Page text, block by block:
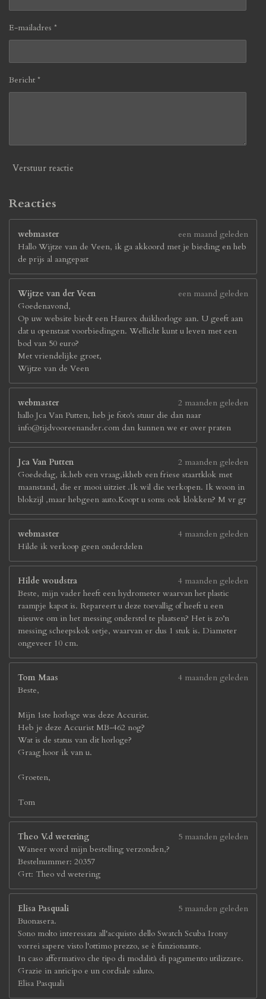
E-mailadres *
Bericht *
Verstuur reactie
Reacties
webmaster
een maand geleden
Hallo Wijtze van de Veen, ik ga akkoord met je bieding en heb
de prijs al aangepast
Wijtze van der Veen
een maand geleden
Goedenavond,
Op uw website biedt een Haurex duikhorloge aan. U geeft aan
dat u openstaat voorbiedingen. Wellicht kunt u leven met een
bod van 50 euro?
Met vriendelijke groet,
Wijtze van de Veen
webmaster
2 maanden geleden
hallo Jca Van Putten, heb je foto's stuur die dan naar
info@tijdvooreenander.com dan kunnen we er over praten
Jca Van Putten
2 maanden geleden
Goededag, ik.heb een vraag,ikheb een friese staartklok met
maanstand, die er mooi uitziet .Ik wil die verkopen. Ik woon in
blokzijl ,maar hebgeen auto.Koopt u soms ook klokken? M vr gr
webmaster
4 maanden geleden
Hilde ik verkoop geen onderdelen
Hilde woudstra
4 maanden geleden
Beste, mijn vader heeft een hydrometer waarvan het plastic
raampje kapot is. Repareert u deze toevallig of heeft u een
nieuwe om in het messing onderstel te plaatsen? Het is zo’n
messing scheepskok setje, waarvan er dus 1 stuk is. Diameter
ongeveer 10 cm.
Tom Maas
4 maanden geleden
Beste,
Mijn 1ste horloge was deze Accurist.
Heb je deze Accurist MB-462 nog?
Wat is de status van dit horloge?
Graag hoor ik van u.
Groeten,
Tom
Theo V.d wetering
5 maanden geleden
Waneer word mijn bestelling verzonden,?
Bestelnummer: 20357
Grt: Theo vd wetering
Elisa Pasquali
5 maanden geleden
Buonasera.
Sono molto interessata all'acquisto dello Swatch Scuba Irony
vorrei sapere visto l'ottimo prezzo, se è funzionante.
In caso affermativo che tipo di modalità di pagamento utilizzare.
Grazie in anticipo e un cordiale saluto.
Elisa Pasquali